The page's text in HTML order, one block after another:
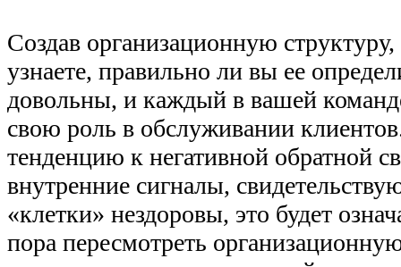
Создав организационную
узнаете, правильно ли вы ее
довольны, и каждый в вашей
свою роль в обслуживании
тенденцию к негативной обратной
внутренние сигналы,
«клетки» нездоровы, это будет
пора пересмотреть